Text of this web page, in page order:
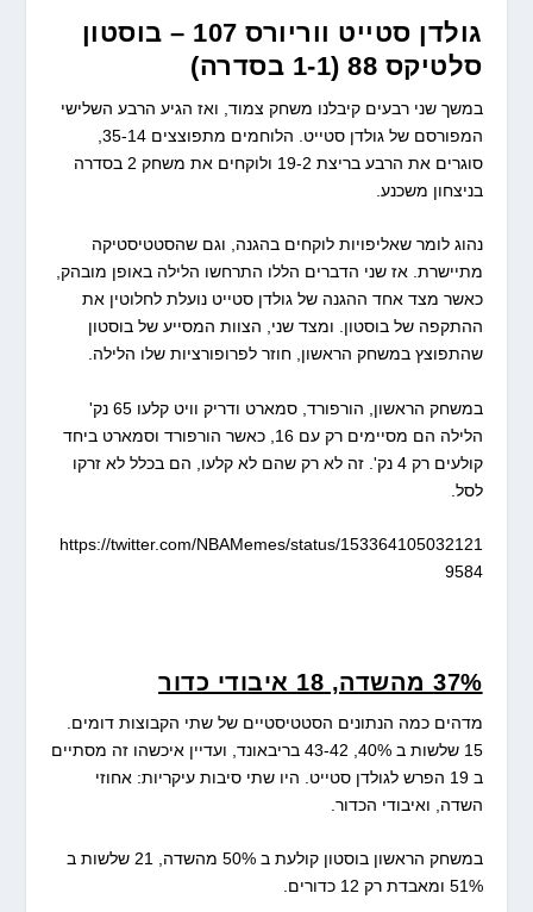
גולדן סטייט ווריורס 107 –
בוסטון
סלטיקס 88 (1-1 בסדרה)
במשך שני רבעים קיבלנו משחק צמוד, ואז הגיע הרבע השלישי
סוגרים את הרבע בריצת 19-2 ולוקחים את משחק 2 בסדרה
בניצחון משכנע.
נהוג לומר שאליפויות לוקחים בהגנה, וגם שהסטטיסטיקה
מתיישרת. אז שני הדברים הללו התרחשו הלילה באופן מובהק,
כאשר מצד אחד ההגנה של גולדן סטייט נועלת לחלוטין את
ההתקפה של בוסטון. ומצד שני, הצוות המסייע של בוסטון
שהתפוצץ במשחק הראשון, חוזר לפרופורציות שלו הלילה.
במשחק הראשון, הורפורד, סמארט ודריק וויט קלעו 65 נק'
הלילה הם מסיימים רק עם 16, כאשר הורפורד וסמארט ביחד
קולעים רק 4 נק'. זה לא רק שהם לא קלעו, הם בכלל לא זרקו
לסל.
https://twitter.com/NBAMemes/status/153364105032121
9584
37% מהשדה, 18 איבודי כדור
מדהים כמה הנתונים הסטטיסטיים של שתי הקבוצות דומים.
15 שלשות ב 40%, 43-42 בריבאונד, ועדיין איכשהו זה מסתיים
ב 19 הפרש לגולדן סטייט. היו שתי סיבות עיקריות: אחוזי
השדה, ואיבודי הכדור.
במשחק הראשון בוסטון קולעת ב 50% מהשדה, 21 שלשות ב
51% ומאבדת רק 12 כדורים.